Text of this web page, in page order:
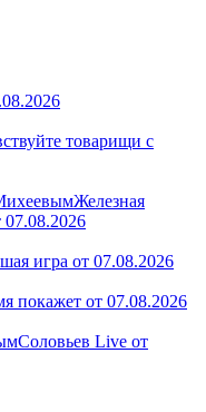
товарищи с
Железная
игра от 07.08.2026
покажет от 07.08.2026
Соловьев Live от